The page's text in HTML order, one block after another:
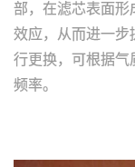
部，在滤芯表面形
效应，从而进一步
行更换，可根据气
频率。